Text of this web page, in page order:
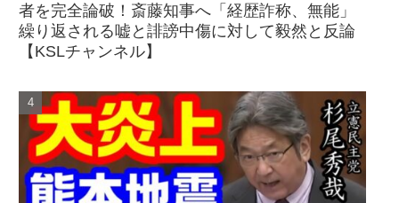
者を完全論破！斎藤知事へ「経歴詐称、無能」
繰り返される嘘と誹謗中傷に対して毅然と反論
【KSLチャンネル】